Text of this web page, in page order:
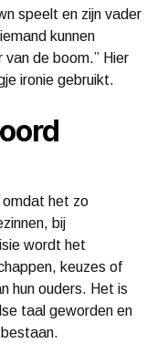
speelt en zijn vader
kunnen
de boom.” Hier
ironie gebruikt.
omdat het zo
bij
wordt het
keuzes of
hun ouders. Het is
taal geworden en